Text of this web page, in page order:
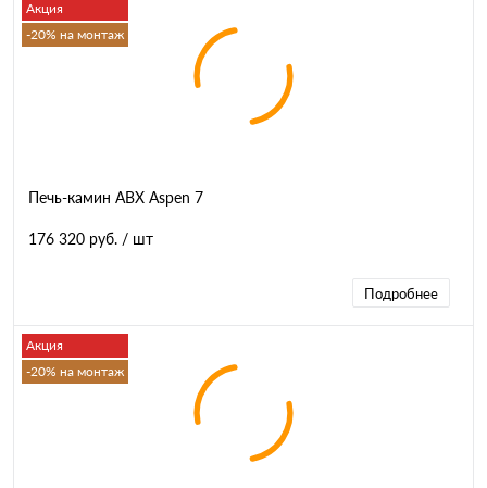
Акция
-20% на монтаж
Печь-камин ABX Aspen 7
176 320 руб. / шт
Подробнее
Акция
-20% на монтаж